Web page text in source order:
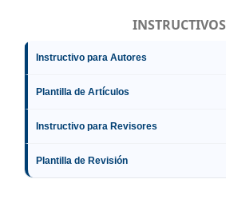
INSTRUCTIVOS
Instructivo para Autores
Plantilla de Artículos
Instructivo para Revisores
Plantilla de Revisión